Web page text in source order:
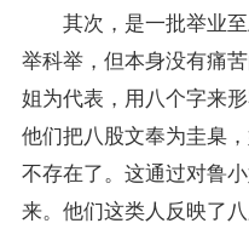
其次，是一批举业至
举科举，但本身没有痛
姐为代表，用八个字来形
他们把八股文奉为圭臬
不存在了。这通过对鲁
来。他们这类人反映了